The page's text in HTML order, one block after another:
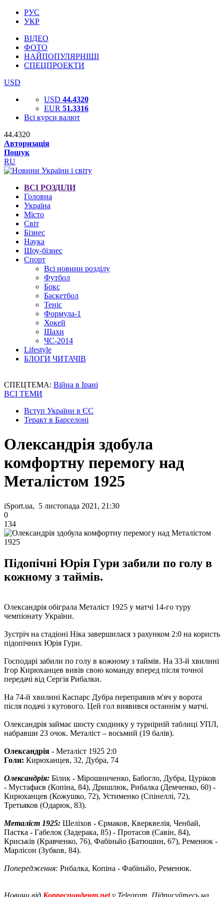
РУС
УКР
ВІДЕО
ФОТО
НАЙПОПУЛЯРНІШІ
СПЕЦПРОЕКТИ
USD
USD 44.4320
EUR 51.3316
Всі курси валют
44.4320
Авторизація
Пошук
RU
ВСІ РОЗДІЛИ
Головна
Україна
Місто
Світ
Бізнес
Наука
Шоу-бізнес
Спорт
Всі новини розділу
Футбол
Бокс
Баскетбол
Теніс
Формула-1
Хокей
Шахи
ЧС-2014
Lifestyle
БЛОГИ ЧИТАЧІВ
СПЕЦТЕМА: Війна в Ірані
ВСІ ТЕМИ
Вступ України в ЄС
Теракт в Барселоні
Олександрія здобула
комфортну перемогу над
Металістом 1925
iSport.ua, 5 листопада 2021, 21:30
0
134
Підопічні Юрія Гури забили по голу в
кожному з таймів.
Олександрія обіграла Металіст 1925 у матчі 14-го туру
чемпіонату України.
Зустріч на стадіоні Ніка завершилася з рахунком 2:0 на користь
підопічних Юрія Гури.
Господарі забили по голу в кожному з таймів. На 33-й хвилині
Ігор Кирюханцев вивів свою команду вперед після точної
передачі від Сергія Рибалки.
На 74-й хвилині Каспарс Дубра переправив м'яч у ворота
після подачі з кутового. Цей гол виявився останнім у матчі.
Олександрія займає шосту сходинку у турнірній таблиці УПЛ,
набравши 23 очок. Металіст – восьмий (19 балів).
Олександрія - Металіст 1925 2:0
Голи: Кирюханцев, 32, Дубра, 74
Олександрія: Білик - Мірошниченко, Бабогло, Дубра, Цуріков
- Мустафаєв (Копіна, 84), Дришлюк, Рибалка (Демченко, 60) -
Кирюханцев (Кожушко, 72), Устименко (Спінеллі, 72),
Третьяков (Одарюк, 83).
Металіст 1925: Шеліхов - Єрмаков, Кверквелія, Ченбай,
Пастка - Габелок (Задерака, 85) - Протасов (Савін, 84),
Криськів (Кравченко, 76), Фабіньйо (Батюшин, 67), Ременюк -
Марлісон (Зубков, 84).
Попередження: Рибалка, Копіна - Фабіньйо, Ременюк.
Новини від Корреспондент.netу Telegram. Підписуйтесь на